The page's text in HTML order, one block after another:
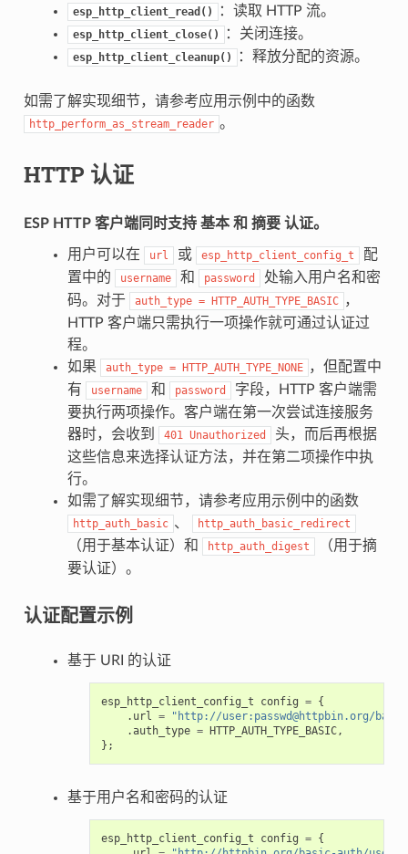
esp_http_client_read() ：读取 HTTP 流。
esp_http_client_close() ：关闭连接。
esp_http_client_cleanup() ：释放分配的资源。
如需了解实现细节，请参考应用示例中的函数
http_perform_as_stream_reader 。
HTTP 认证
ESP HTTP 客户端同时支持 基本和 摘要认证。
用户可以在 url 或 esp_http_client_config_t
配
置中的
username 和 password
处输入用户名和密
码。对于
auth_type = HTTP_AUTH_TYPE_BASIC ，
HTTP 客户端只需执行一项操作就可通过认证过
程。
如果
auth_type = HTTP_AUTH_TYPE_NONE ，但配置中
有
username 和 password
字段，HTTP 客户端需
要执行两项操作。客户端在第一次尝试连接服务
器时，会收到
401 Unauthorized
头，而后再根据
这些信息来选择认证方法，并在第二项操作中执
行。
如需了解实现细节，请参考应用示例中的函数
http_auth_basic 、 http_auth_basic_redirect
（用于基本认证）和 http_auth_digest
（用于摘
要认证）。
认证配置示例
基于 URI 的认证
esp_http_client_config_t config = {
. url =
"http://user:passwd@httpbin.org/
.auth_type = HTTP_AUTH_TYPE_BASIC,
};
基于用户名和密码的认证
esp_http_client_config_t config = {